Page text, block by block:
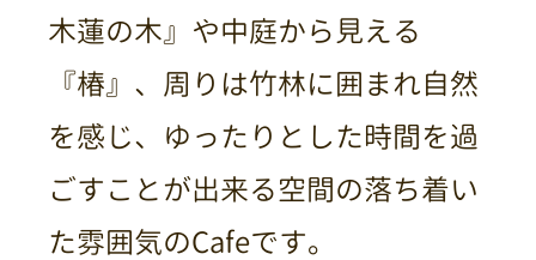
木蓮の木』や中庭から見える
『椿』、周りは竹林に囲まれ自然
を感じ、ゆったりとした時間を過
ごすことが出来る空間の落ち着い
た雰囲気のCafeです。